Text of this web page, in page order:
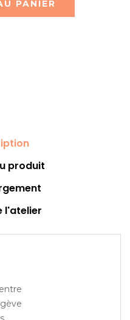
PANIER
produit
l'atelier